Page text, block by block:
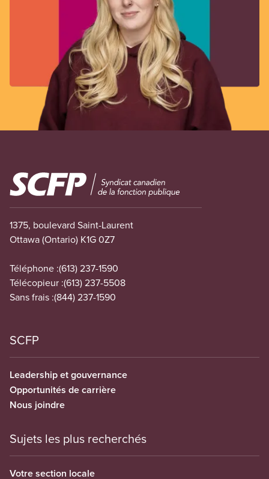
Image
1375, boulevard Saint-Laurent
Ottawa (Ontario) K1G 0Z7
Téléphone :(613) 237-1590
Télécopieur :(613) 237-5508
Sans frais :(844) 237-1590
SCFP
Leadership et gouvernance
Opportunités de carrière
Nous joindre
Sujets les plus recherchés
Votre section locale